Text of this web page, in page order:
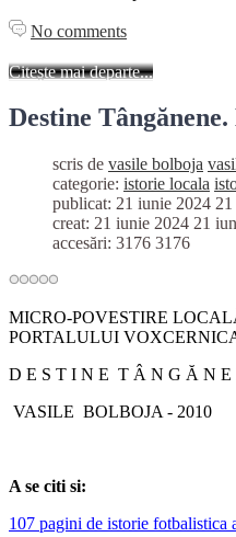
No comments
Citește mai departe...
Destine
scris de vasile bolboja
categorie: istorie locala
publicat: 21 iunie 2024
creat: 21 iunie 2024 21
accesări: 3176 3176
MICRO-POVESTIRE
PORTALULUI
D E S T I N E T Â N G Ă N
VASILE BOLBOJA - 2010
A se citi si:
107 pagini de istorie fotbalistica